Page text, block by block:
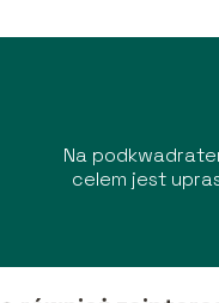
Na
celem jest